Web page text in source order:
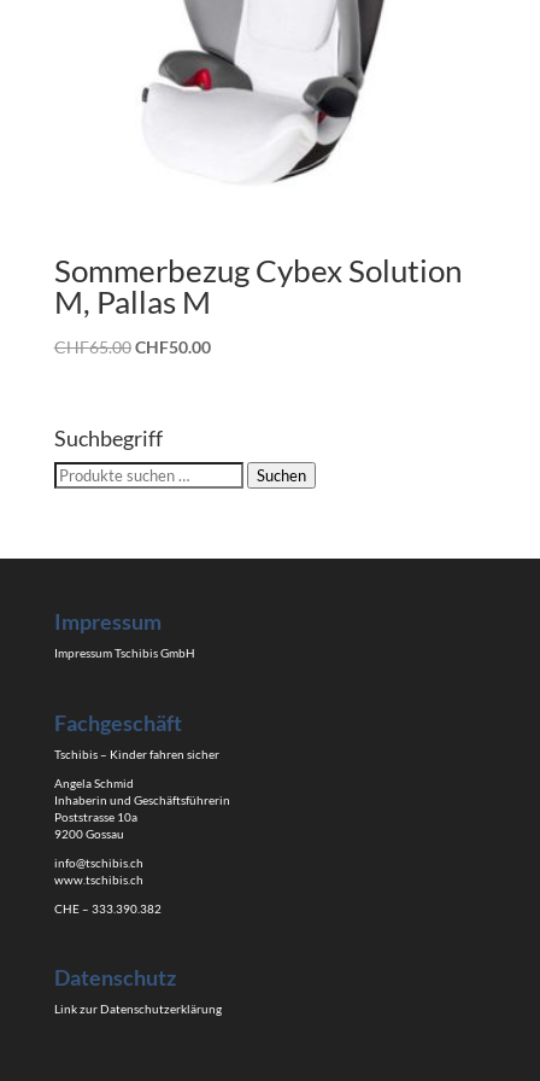
Sommerbezug Cybex Solution
M, Pallas M
CHF65.00Ursprünglicher
CHF65.00
CHF50.00Aktueller
Suchbegriff
Suchen
Suchen
Impressum
Impressum Tschibis GmbH
Fachgeschäft
Tschibis – Kinder fahren sicher
Angela Schmid
Inhaberin und Geschäftsführerin
Poststrasse 10a
9200 Gossau
info@tschibis.ch
www.tschibis.ch
CHE – 333.390.382
Datenschutz
Link zur Datenschutzerklärung